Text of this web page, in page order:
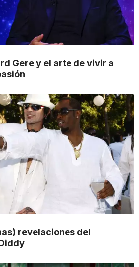
Gere y el arte de vivir a
revelaciones del